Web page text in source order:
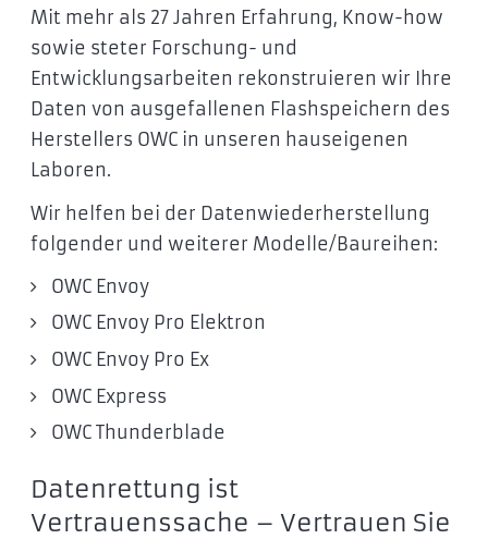
Mit mehr als 27 Jahren Erfahrung, Know-how
sowie steter Forschung- und
Entwicklungsarbeiten rekonstruieren wir Ihre
Daten von ausgefallenen Flashspeichern des
Herstellers OWC in unseren hauseigenen
Laboren.
Wir helfen bei der Datenwiederherstellung
folgender und weiterer Modelle/Baureihen:
OWC Envoy
OWC Envoy Pro Elektron
OWC Envoy Pro Ex
OWC Express
OWC Thunderblade
Datenrettung ist
Vertrauenssache – Vertrauen Sie